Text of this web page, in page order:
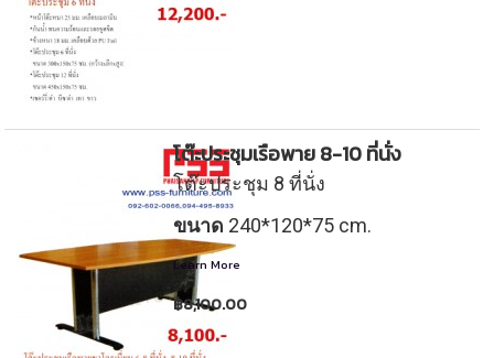
โต๊ะประชุมเรือพาย 8-10 ที่นั่ง
โต๊ะประชุม 8 ที่นั่ง
ขนาด 240*120*75 cm.
Learn More
฿8,100.00